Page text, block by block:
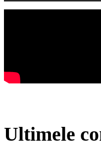
Ultimele